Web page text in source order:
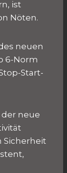
ist
Nöten.
neuen
6-Norm
Start-
neue
Sicherheit